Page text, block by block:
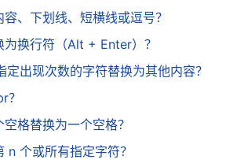
、下划线、短横线或逗号？
换行符（Alt + Enter）？
出现次数的字符替换为其他内容？
格替换为一个空格？
个或所有指定字符？